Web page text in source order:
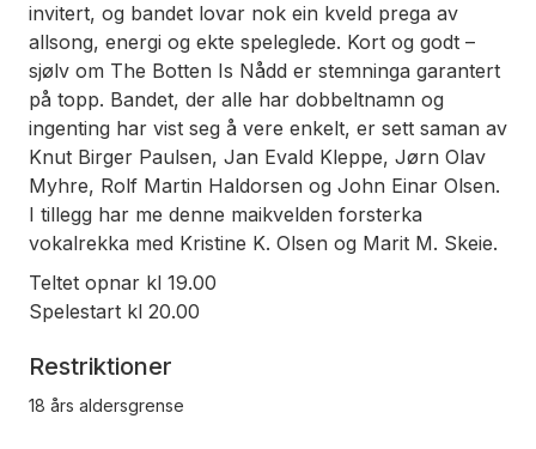
invitert, og bandet lovar nok ein kveld prega av
allsong, energi og ekte speleglede. Kort og godt –
sjølv om The Botten Is Nådd er stemninga garantert
på topp. Bandet, der alle har dobbeltnamn og
ingenting har vist seg å vere enkelt, er sett saman av
Knut Birger Paulsen, Jan Evald Kleppe, Jørn Olav
Myhre, Rolf Martin Haldorsen og John Einar Olsen.
I tillegg har me denne maikvelden forsterka
vokalrekka med Kristine K. Olsen og Marit M. Skeie.
Teltet opnar kl 19.00
Spelestart kl 20.00
Restriktioner
18 års aldersgrense